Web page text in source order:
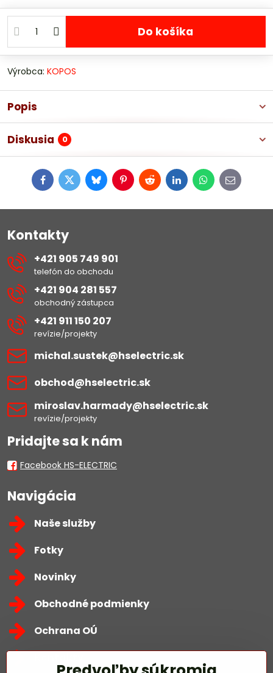
Do košíka
Výrobca: KOPOS
Popis
Diskusia 0
FacebookTwitterBlueskyPinterestRedditLinkedInWhatsApp
E-
mail
Kontakty
+421 905 749 901
telefón do obchodu
+421 904 281 557
obchodný zástupca
+421 911 150 207
revízie/projekty
michal​.sustek​@hselectric​.sk
obchod​@hselectric​.sk
miroslav​.harmady​@hselectric​.sk
revízie/projekty
Pridajte sa k nám
Facebook HS-ELECTRIC
Navigácia
Naše služby
Fotky
Novinky
Obchodné podmienky
Ochrana OÚ